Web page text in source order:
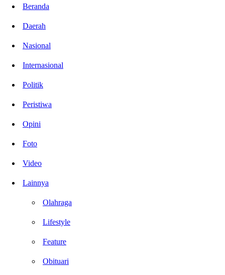
Beranda
Daerah
Nasional
Internasional
Politik
Peristiwa
Opini
Foto
Video
Lainnya
Olahraga
Lifestyle
Feature
Obituari